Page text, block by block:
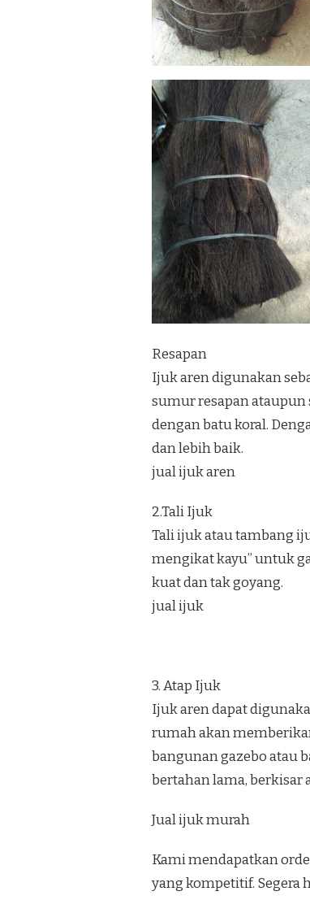
Resapan
Ijuk aren digunakan
sumur resapan ataupun
dengan batu koral.
dan lebih baik.
jual ijuk aren
2.Tali Ijuk
Tali ijuk atau tambang
mengikat kayu” untuk
kuat dan tak goyang.
jual ijuk
3. Atap Ijuk
Ijuk aren dapat
rumah akan
bangunan gazebo atau
bertahan lama, berkisar
Jual ijuk murah
Kami mendapatkan
yang kompetitif. Segera